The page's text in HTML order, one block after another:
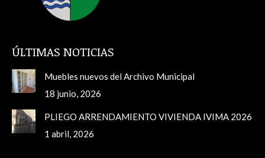
ÚLTIMAS NOTICIAS
Muebles nuevos del Archivo Municipal
18 junio, 2026
PLIEGO ARRENDAMIENTO VIVIENDA IVIMA 2026
1 abril, 2026